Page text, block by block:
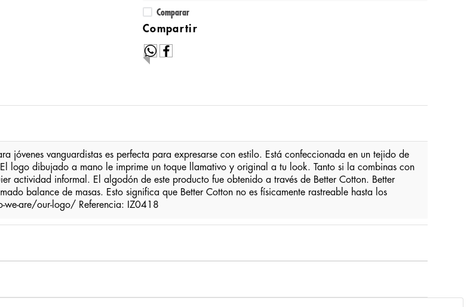
Comparar
jóvenes vanguardistas es perfecta para expresarse con estilo. Está confeccionada en un tejido de
logo dibujado a mano le imprime un toque llamativo y original a tu look. Tanto si la combinas con
actividad informal. El algodón de este producto fue obtenido a través de Better Cotton. Better
balance de masas. Esto significa que Better Cotton no es físicamente rastreable hasta los
we-are/our-logo/ Referencia: IZ0418